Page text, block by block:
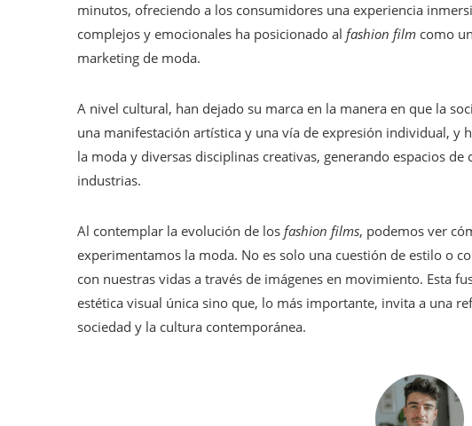
minutos, ofreciendo a los consumidores una experiencia
complejos y emocionales ha posicionado al fashion film como
marketing de moda.
A nivel cultural, han dejado su marca en la manera en que la
una manifestación artística y una vía de expresión individual, y
la moda y diversas disciplinas creativas, generando espacios
industrias.
Al contemplar la evolución de los fashion films, podemos ver
experimentamos la moda. No es solo una cuestión de estilo o
con nuestras vidas a través de imágenes en movimiento. Esta
estética visual única sino que, lo más importante, invita a una
sociedad y la cultura contemporánea.